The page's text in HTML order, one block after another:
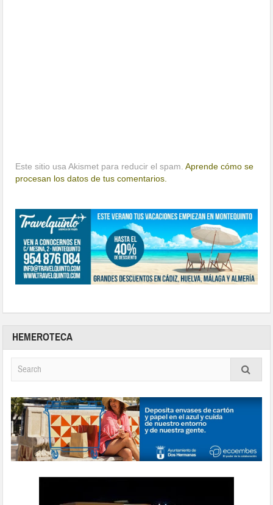
Este sitio usa Akismet para reducir el spam.Aprende cómo se
procesan los datos de tus comentarios.
HEMEROTECA